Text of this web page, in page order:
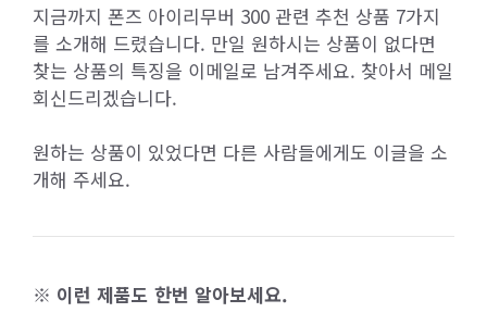
지금까지 폰즈 아이리무버 300 관련 추천 상품 7가지
를 소개해 드렸습니다. 만일 원하시는 상품이 없다면
찾는 상품의 특징을 이메일로 남겨주세요. 찾아서 메일
회신드리겠습니다.
원하는 상품이 있었다면 다른 사람들에게도 이글을 소
개해 주세요.
※ 이런 제품도 한번 알아보세요.